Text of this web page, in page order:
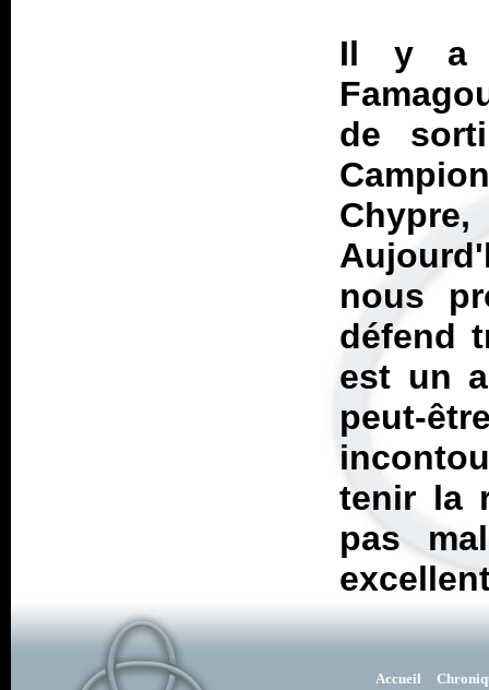
Il y a
de
nous
défend
est un
tenir la
pas
Accueil